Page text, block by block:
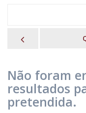
Não foram
resultados
pretendida.